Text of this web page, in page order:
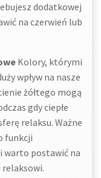
dodatkowej
na czerwień lub
Kolory, którymi
wpływ na nasze
żółtego mogą
gdy ciepłe
relaksu. Ważne
funkcji
warto postawić na